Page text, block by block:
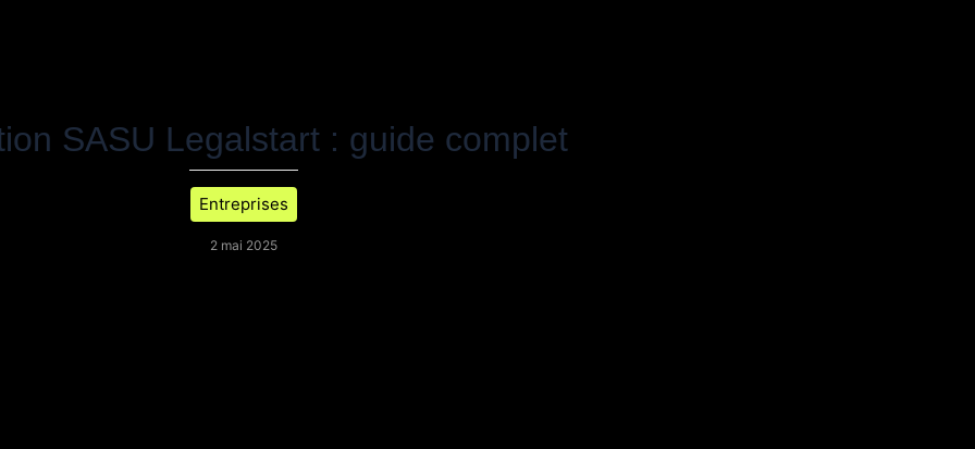
SASU Legalstart : guide complet
Entreprises
2 mai 2025